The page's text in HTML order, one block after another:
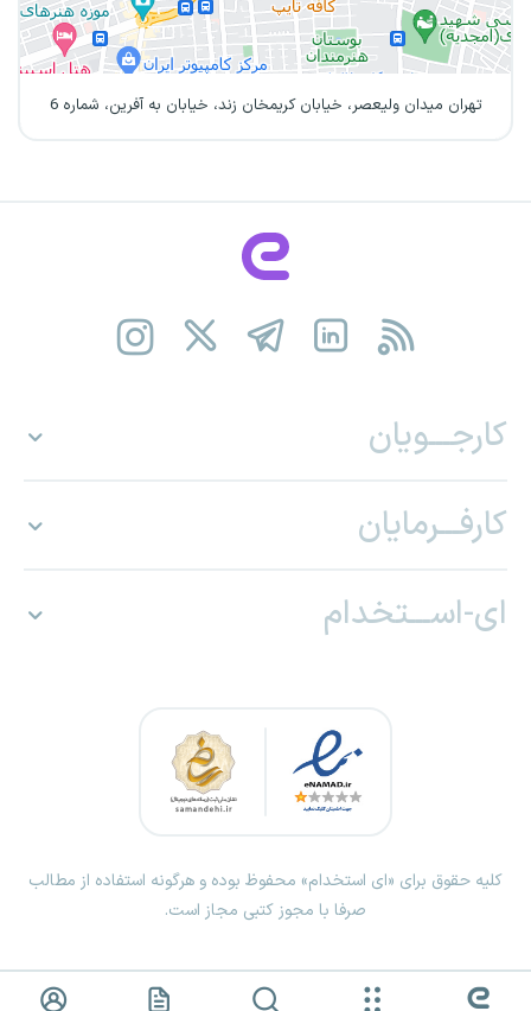
تهران میدان ولیعصر، خیابان کریمخان زند، خیابان به آفرین، شماره 6
کارجـــویان
کارفـــرمایان
ای-اســـتخدام
کلیه حقوق برای «ای استخدام» محفوظ بوده و هرگونه استفاده از مطالب
صرفا با مجوز کتبی مجاز است.